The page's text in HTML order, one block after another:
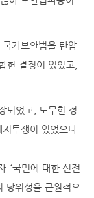
가보안법을 탄압
헌 결정이 있었고,
되었고, 노무현 정
투쟁이 있었으나.
“국민에 대한 선전
당위성을 근원적으